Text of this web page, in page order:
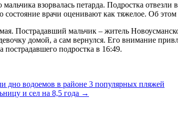
взорвалась петарда. Подростка
врачи оценивают как тяжелое. Об
Пострадавший мальчик – житель
домой, а сам вернулся. Его внимание
подростка в 16:49.
дно водоемов в районе 3 популярных пляжей
и сел на 8,5 года →